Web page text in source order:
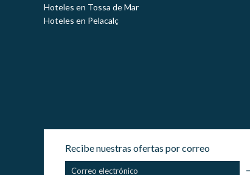
Hoteles en Tossa de Mar
Hoteles en Pelacalç
Recibe nuestras ofertas por correo